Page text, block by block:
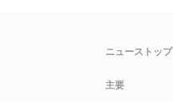
ニューストップ
主要